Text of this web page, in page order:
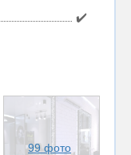
✔️
99 фото